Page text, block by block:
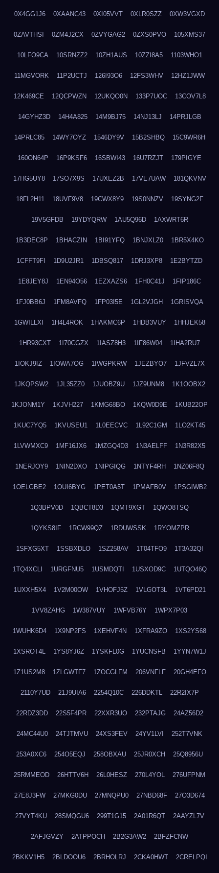
0X4GG1J6 0XAANC43 0XI05VVT 0XLR0SZZ 0XW3VGXD
0ZAVTHSI 0ZM4J2CX 0ZVYGAG2 0ZXS0PVO 105XMS37
10LFO9CA 10SRNZZ2 10ZH1AUS 10ZZI8A5 1103WHO1
11MGVORK 11P2UCTJ 126I93O6 12FS3WHV 12HZ1JWW
12K469CE 12QCPWZN 12UKQO0N 133P7UOC 13COV7L8
14GYHZ3D 14H4A825 14M9BJ75 14NJ13LJ 14PRJLGB
14PRLC85 14WY7OYZ 1546DY9V 15B2SHBQ 15C9WR6H
160ON64P 16P9KSF6 16SBWI43 16U7RZJT 179PIGYE
17HG5UY8 17SO7X9S 17UXEZ2B 17VE7UAW 181QKVNV
18FL2H11 18UVF9V8 19CWX8Y9 19S0NNZV 19SYNG2F
19V5GFDB 19YDYQRW 1AU5Q96D 1AXWRT6R
1B3DEC8P 1BHACZIN 1BI91YFQ 1BNJXLZ0 1BR5X4KO
1CFFT9FI 1D9U2JR1 1DBSQ817 1DRJ3XP8 1E2BYTZD
1E8JEY8J 1EN94O56 1EZXAZS6 1FH0C41J 1FIP186C
1FJ0BB6J 1FM8AVFQ 1FP03I5E 1GL2VJGH 1GRISVQA
1GWILLXI 1H4L4ROK 1HAKMC6P 1HDB3VUY 1HHJEK58
1HR93CXT 1I70CGZX 1IASZ8H3 1IF86W04 1IHA2RU7
1IOKJ9IZ 1IOWA7OG 1IWGPKRW 1JEZBYO7 1JFVZL7X
1JKQPSW2 1JL35ZZ0 1JUOBZ9U 1JZ9UNM8 1K1OOBX2
1KJONM1Y 1KJVH227 1KMG68BO 1KQW0D9E 1KUB22OP
1KUC7YQ5 1KVUSEU1 1L0EECVC 1L92C1GM 1LO2KT45
1LVWMXC9 1MF16JX6 1MZGQ4D3 1N3AELFF 1N3R82X5
1NERJOY9 1NIN2DXO 1NIPGIQG 1NTYF4RH 1NZ06F8Q
1OELGBE2 1OUI6BYG 1PET0A5T 1PMAFB0V 1PSGIWB2
1Q3BPV0D 1QBCT8D3 1QMT9XGT 1QWO8TSQ
1QYKS8IF 1RCW99QZ 1RDUWSSK 1RYOMZPR
1SFXG5XT 1SSBXDLO 1SZ258AV 1T04TFO9 1T3A32QI
1TQ4XCLI 1URGFNU5 1USMDQTI 1USXOD9C 1UTQO46Q
1UXXH5X4 1V2M00OW 1VHOFJ5Z 1VLGOT3L 1VT6PD21
1VV8ZAHG 1W387VUY 1WFVB76Y 1WPX7P03
1WUHK6D4 1X9NP2FS 1XEHVF4N 1XFRA9ZO 1XS2YS68
1XSROT4L 1YS8YJ6Z 1YSKFL0G 1YUCNSFB 1YYN7W1J
1Z1US2M8 1ZLGWTF7 1ZOCGLFM 206VNFLF 20GH4EFO
2110Y7UD 21J9UIA6 2254Q10C 226DDKTL 22R2IX7P
22RDZ3DD 22S5F4PR 22XXR3UO 232PTAJG 24AZ56D2
24MC44U0 24TJTMVU 24XS3FEV 24YV1LVI 252T7VNK
253A0XC6 254O5EQJ 258OBXAU 25JR0XCH 25Q8956U
25RMMEOD 26HTTV6H 26L0HESZ 270L4YOL 276UFPNM
27E8J3FW 27MKG0DU 27MNQPU0 27NBD68F 27O3D674
27VYT4KU 28SMQGU6 299T1G15 2A01R6QT 2AAYZL7V
2AFJGVZY 2ATPPOCH 2B2G3AW2 2BFZFCNW
2BKKV1H5 2BLDOOU6 2BRHOLRJ 2CKA0HWT 2CRELPQI